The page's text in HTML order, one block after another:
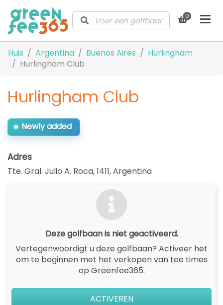
0
Huis Argentina Buenos Aires
Hurlingham
Hurlingham Club
Hurlingham Club
Newly added
Adres
Tte. Gral. Julio A. Roca, 1411,Argentina
Deze golfbaan is niet geactiveerd.
Vertegenwoordigt u deze golfbaan? Activeer het
om te beginnen met het verkopen van tee times
op Greenfee365.
ACTIVEREN